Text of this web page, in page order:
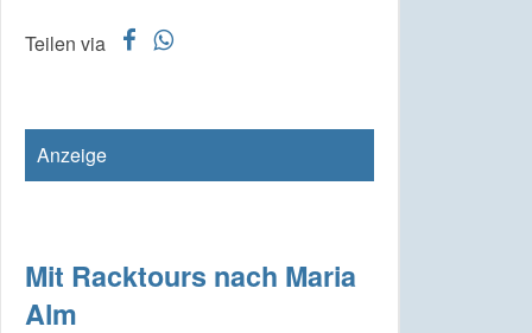
Teilen via f w
Anzeige
Mit Racktours nach Maria
Alm